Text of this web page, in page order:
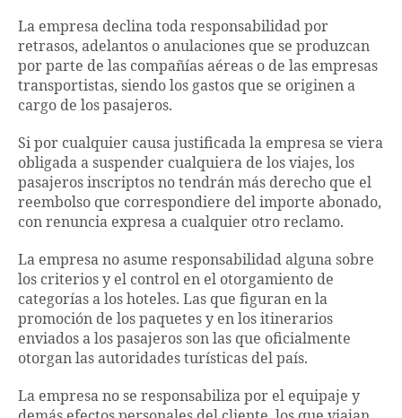
La empresa declina toda responsabilidad por
retrasos, adelantos o anulaciones que se produzcan
por parte de las compañías aéreas o de las empresas
transportistas, siendo los gastos que se originen a
cargo de los pasajeros.
Si por cualquier causa justificada la empresa se viera
obligada a suspender cualquiera de los viajes, los
pasajeros inscriptos no tendrán más derecho que el
reembolso que correspondiere del importe abonado,
con renuncia expresa a cualquier otro reclamo.
La empresa no asume responsabilidad alguna sobre
los criterios y el control en el otorgamiento de
categorías a los hoteles. Las que figuran en la
promoción de los paquetes y en los itinerarios
enviados a los pasajeros son las que oficialmente
otorgan las autoridades turísticas del país.
La empresa no se responsabiliza por el equipaje y